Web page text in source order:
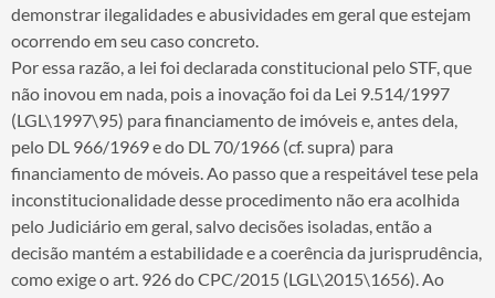
demonstrar ilegalidades e abusividades em geral que estejam
ocorrendo em seu caso concreto.
Por essa razão, a lei foi declarada constitucional pelo STF, que
não inovou em nada, pois a inovação foi da Lei 9.514/1997
(LGL\1997\95) para financiamento de imóveis e, antes dela,
pelo DL 966/1969 e do DL 70/1966 (cf. supra) para
financiamento de móveis. Ao passo que a respeitável tese pela
inconstitucionalidade desse procedimento não era acolhida
pelo Judiciário em geral, salvo decisões isoladas, então a
decisão mantém a estabilidade e a coerência da jurisprudência,
como exige o art. 926 do CPC/2015 (LGL\2015\1656). Ao